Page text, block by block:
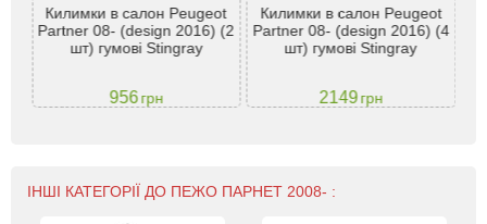
Килимки в салон Peugeot
Partner 08- (design 2016) (2
шт) гумові Stingray
956грн
Килимки в салон Peugeot
Partner 08- (design 2016) (4
шт) гумові Stingray
2149грн
ІНШІ КАТЕГОРІЇ ДО ПЕЖО ПАРНЕТ 2008- :